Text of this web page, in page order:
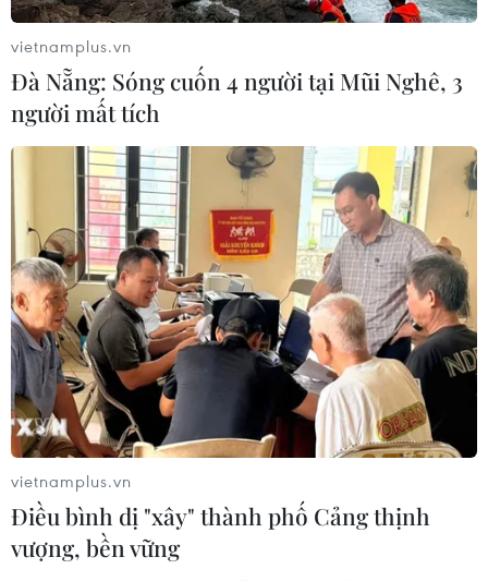
TIN CÙNG CHUYÊN MỤC
Động lực mới cho hợp tác thương
mại Việt Nam-Australia
08/08/2026 12:20
Sửa đổi Luật Dầu khí: Phân cấp,
phân quyền nhưng phải kiểm soát
rủi ro
08/08/2026 11:05
Giải quyết khó khăn, vướng mắc
vietnamplus.vn
Đà Nẵng: Sóng cuốn 4 người tại Mũi Nghê, 3
người mất tích
vietnamplus.vn
Điều bình dị "xây" thành phố Cảng thịnh
vượng, bền vững